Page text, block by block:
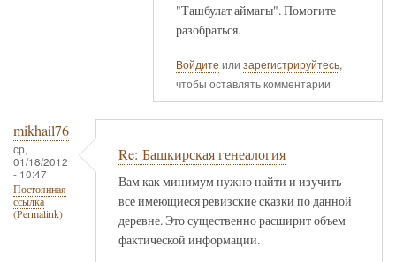
"Ташбулат аймагы". Помогите
разобраться.
Войдите или зарегистрируйтесь,
чтобы оставлять комментарии
mikhail76
ср,
01/18/2012
- 10:47
Постоянная
ссылка
(Permalink)
Re: Башкирская генеалогия
Вам как минимум нужно найти и изучить
все имеющиеся ревизские сказки по данной
деревне. Это существенно расширит объем
фактической информации.